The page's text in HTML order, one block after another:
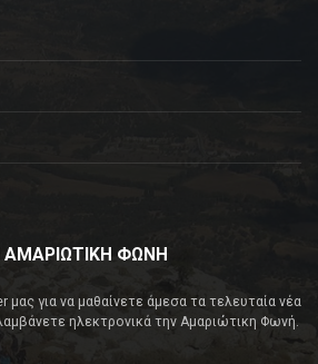
ΦΩΝΗ
μας για να μαθαίνετε άμεσα τα τελευταία νέα
ηλεκτρονικά την Αμαριώτικη Φωνή.